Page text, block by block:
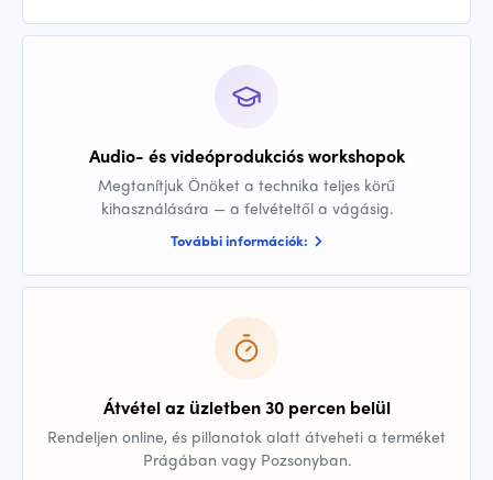
Audio- és videóprodukciós workshopok
Megtanítjuk Önöket a technika teljes körű
kihasználására — a felvételtől a vágásig.
További információk:
Átvétel az üzletben 30 percen belül
Rendeljen online, és pillanatok alatt átveheti a terméket
Prágában vagy Pozsonyban.